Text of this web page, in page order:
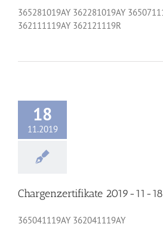
365281019AY 362281019AY
362111119AY 362121119R
18
11.2019
Chargenzertifikate 2019-11-18
365041119AY 362041119AY